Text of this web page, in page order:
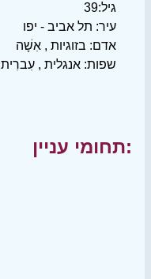
גיל:39
עיר: תל אביב - יפו
אדם: בזוגיות , אִשָׁה
שפות: אנגלית , עִברִית
תחומי עניין: